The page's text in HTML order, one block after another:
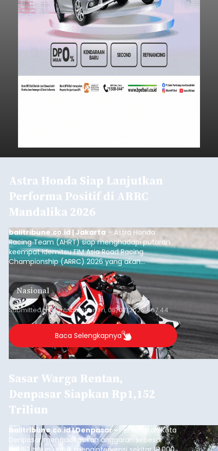
Astra Honda Siap Lanjutkan
Performa Positif di ARRC
Mandalika 2026
balitribune.co.id | Jakarta – Astra Honda
Racing Team (AHRT) siap menghadapi putaran
keempat Idemitsu FIM Asia Road Racing
Championship (ARRC) 2026 yang akan
berlangsung di Pertamina Mandalika
International Circuit, Lombok, Nusa Tenggara
Barat, pada 7–9 Agustus 2026.
Nasional
Submitted bycontributoronFri, 08/07/2026 - 07:44
Baca Selengkapnya
Sasar Warga Rentan,
Denpasar Siapkan Rp1,152
Triliun
balitribune.co.id I Denpasar - Pemerintah Kota
Denpasar mengalokasikan anggaran sebesar